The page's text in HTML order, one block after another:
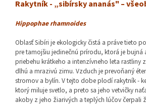
Rakytník - „sibírsky ananás" –
Hippophae rhamnoides
Oblasť Sibíri je ekologicky čistá a práve tieto
pre tamojšiu jedinečnú prírodu, ktorá je bujná
priebehu krátkeho a intenzívneho leta rastliny
dlhú a mrazivú zimu. Vzduch je prevoňaný
stromov a bylín. V tejto dobe plodí rakytník -
ktorý miluje svetlo, a preto sa jeho vetvičky
akoby z jeho žiarivých a teplých lúčov čerpali